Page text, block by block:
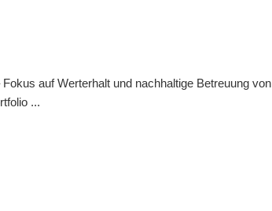
auf Werterhalt und nachhaltige Betreuung von
...